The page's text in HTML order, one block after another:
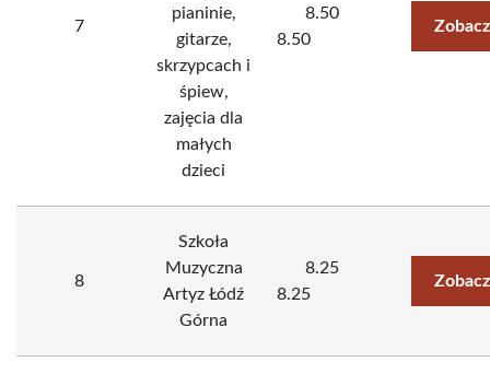
7
pianinie,
gitarze,
skrzypcach i
śpiew,
zajęcia dla
małych
dzieci
8.50
8.50
8
Szkoła
Muzyczna
Artyz Łódź
Górna
8.25
8.25